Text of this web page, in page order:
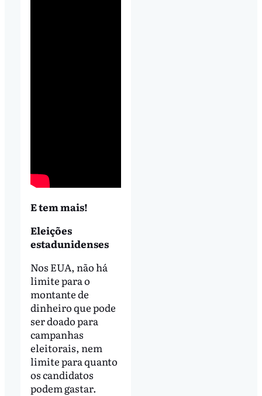
E tem mais!
Eleições
estadunidenses
Nos EUA, não há
limite para o
montante de
dinheiro que pode
ser doado para
campanhas
eleitorais, nem
limite para quanto
os candidatos
podem gastar.